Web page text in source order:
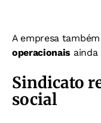
A empresa
operacionais
Sindicato
social